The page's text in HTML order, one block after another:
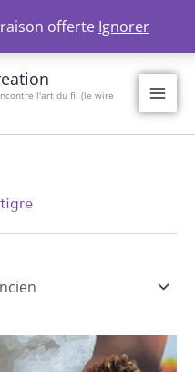
offerte Ignorer
l'art du fil (le wire